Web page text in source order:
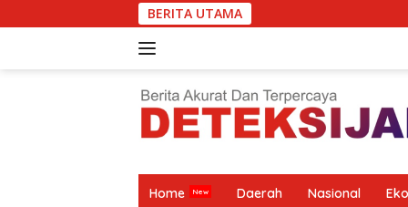
ke
BERITA UTAMA Mazlan
Home Daerah Nasional